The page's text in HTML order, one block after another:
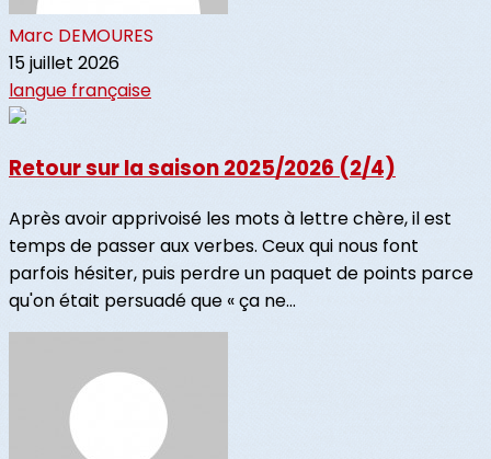
Marc DEMOURES
15 juillet 2026
langue française
Retour sur la saison 2025/2026 (2/4)
Après avoir apprivoisé les mots à lettre chère, il est
temps de passer aux verbes. Ceux qui nous font
parfois hésiter, puis perdre un paquet de points parce
qu'on était persuadé que « ça ne...